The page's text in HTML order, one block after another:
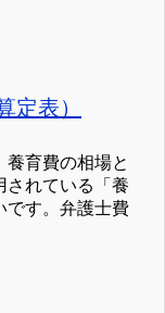
定表）
育費の相場と
されている「養
です。弁護士費